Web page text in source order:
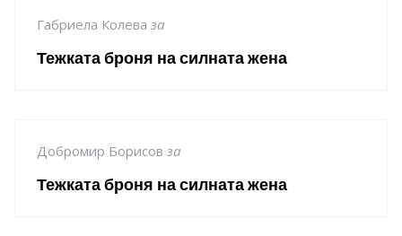
Габриела Колева за
Тежката броня на силната жена
Добромир Борисов за
Тежката броня на силната жена